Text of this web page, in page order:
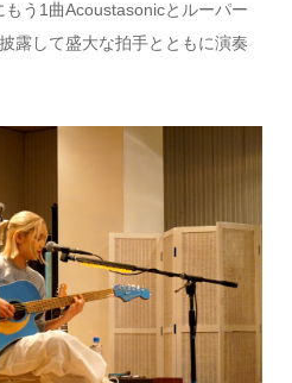
う1曲Acoustasonicとルーパー
露して盛大な拍手とともに演奏